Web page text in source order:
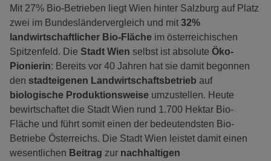
Mit 27% Bio-Betrieben liegt Wien hinter Salzburg auf Platz
zwei im Bundesländervergleich und mit 32%
landwirtschaftlicher Bio-Fläche im österreichischen
Spitzenfeld. Die Stadt Wien selbst ist absolute Öko-
Pionierin: Bereits vor 40 Jahren hat sie damit begonnen
den stadteigenen Landwirtschaftsbetrieb auf
biologische Produktionsweise umzustellen. Heute
bewirtschaftet die Stadt Wien rund 1.700 Hektar Bio-
Fläche und führt somit einen der bedeutendsten Bio-
Betriebe Österreichs. Die Stadt Wien leistet damit einen
wesentlichen Beitrag zur nachhaltigen